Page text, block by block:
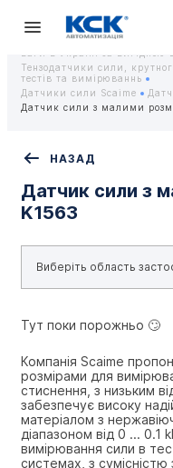
Головна Обладнання
Тензодатчики та
Тензодатчики сили,
тестів та вимірюваннь
Датчики сили Scaime
Датчик сили з малими
НАЗАД
Датчик сили з
K1563
Тут поки порожньо 🙄
Компанія Scaime
розмірами для
стиснення, з низьким
забезпечує високу
матеріалом з
діапазоном від 0 ... 0.1
вимірювання сили в
системах, з